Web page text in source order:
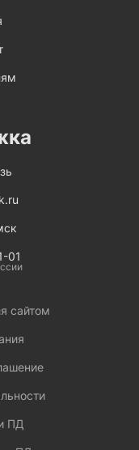
01
сайтом
ПД